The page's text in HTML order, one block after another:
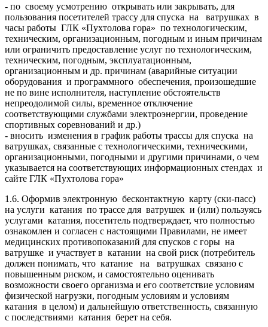
- по своему усмотрению открывать или закрывать, для
пользования посетителей трассу для спуска на ватрушках в
часы работы ГЛК «Пухтолова гора» по технологическим,
техническим, организационным, погодным и иным причинам
или ограничить предоставление услуг по технологическим,
техническим, погодным, эксплуатационным,
организационным и др. причинам (аварийные ситуации
оборудования и программного обеспечения, произошедшие
не по вине исполнителя, наступление обстоятельств
непреодолимой силы, временное отключение
соответствующими службами электроэнергии, проведение
спортивных соревнований и др.)
- вносить изменения в график работы трассы для спуска на
ватрушках, связанные с технологическими, техническими,
организационными, погодными и другими причинами, о чем
указывается на соответствующих информационных стендах и
сайте ГЛК «Пухтолова гора»
1.6. Оформив электронную бесконтактную карту (ски-пасс)
на услуги катания по трассе для ватрушек и (или) пользуясь
услугами катания, посетитель подтверждает, что полностью
ознакомлен и согласен с настоящими Правилами, не имеет
медицинских противопоказаний для спусков с горы на
ватрушке и участвует в катании на свой риск (потребитель
должен понимать, что катание на ватрушках связано с
повышенным риском, и самостоятельно оценивать
возможности своего организма и его соответствие условиям
физической нагрузки, погодным условиям и условиям
катания в целом) и дальнейшую ответственность, связанную
с последствиями катания берет на себя.